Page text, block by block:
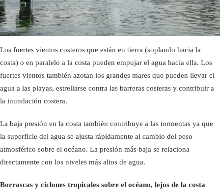
Los fuertes vientos costeros que están en tierra (soplando hacia la
costa) o en paralelo a la costa pueden empujar el agua hacia ella. Los
fuertes vientos también azotan los grandes mares que pueden llevar el
agua a las playas, estrellarse contra las barreras costeras y contribuir a
la inundación costera.
La baja presión en la costa también contribuye a las tormentas ya que
la superficie del agua se ajusta rápidamente al cambio del peso
atmosférico sobre el océano. La presión más baja se relaciona
directamente con los niveles más altos de agua.
Borrascas y ciclones tropicales sobre el océano, lejos de la costa